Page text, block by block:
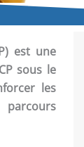
est une
sous le
les